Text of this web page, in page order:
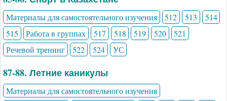
Материалы для самостоятельного изучения 512 513
514
515
Работа в группах 517 518 519 520
521
Речевой тренинг
522 524 УС
87-88. Летние каникулы
Материалы для самостоятельного изучения